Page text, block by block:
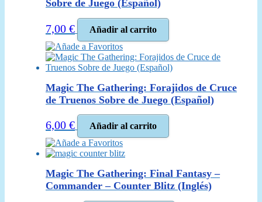
Sobre de Juego (Español)
7,00 €
Añadir al carrito
Añade a Favoritos
Magic The Gathering: Forajidos de Cruce
de Truenos Sobre de Juego (Español)
6,00 €
Añadir al carrito
Añade a Favoritos
Magic The Gathering: Final Fantasy –
Commander – Counter Blitz (Inglés)